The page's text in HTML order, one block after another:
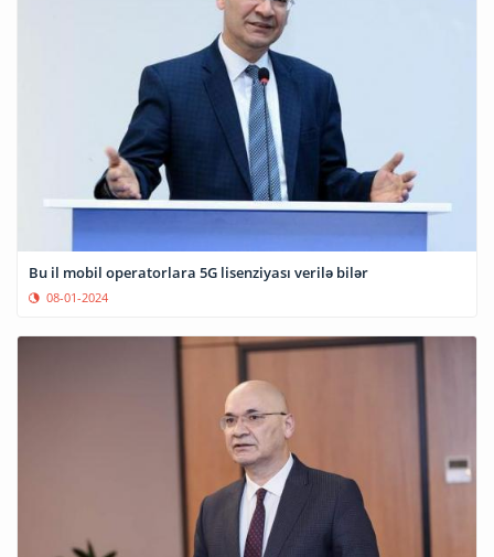
Bu il mobil operatorlara 5G lisenziyası verilə bilər
08-01-2024